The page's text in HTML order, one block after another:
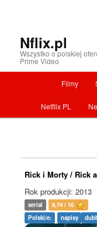
Nflix.pl
Wszystko o polskiej
Prime Video
Menu główne
Przeskocz do
Filmy
Netflix PL
Rick i Morty / Rick
Rok produkcji: 2013
serial
8,74 / 10
Polski/e:
napisy